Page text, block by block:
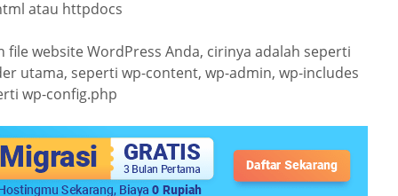
atau httpdocs
website WordPress Anda, cirinya adalah seperti
utama, seperti wp-content, wp-admin, wp-includes
wp-config.php